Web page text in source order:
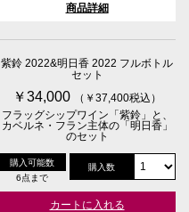
商品詳細
紫鈴 2022&明日香 2022 フルボトル
セット
￥34,000
（￥37,400税込）
フラッグシップワイン「紫鈴」と、
カベルネ・フラン主体の「明日香」
のセット
購入可能数
6点まで
購入数
カートに入れる